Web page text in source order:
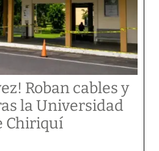
Roban cables y
la Universidad
Chiriquí